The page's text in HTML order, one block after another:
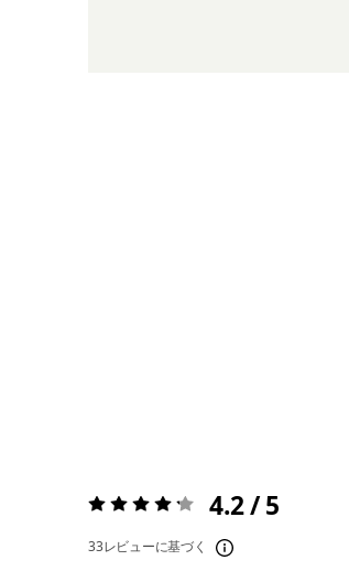
評価:4.2 / 5 4.2 / 5
33レビューに基づく